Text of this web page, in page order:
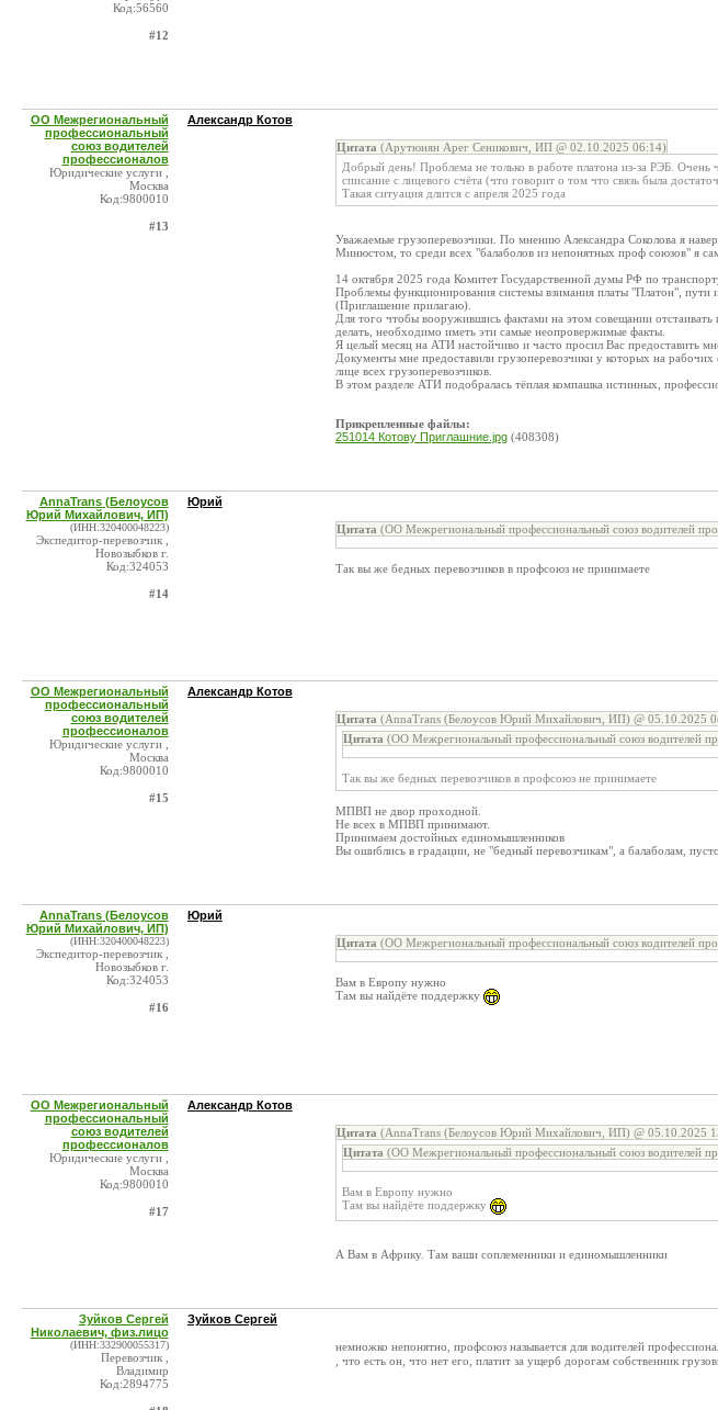
Код:56560
#12
ОО Межрегиональный
профессиональный
союз водителей
профессионалов
Юридические услуги ,
Москва
Код:9800010
#13
Александр Котов
Цитата (Арутюнян Арег Сеникович, ИП @ 02.10.2025 06:14)
Добрый день! Проблема не только в работе платона из-за РЭБ.
списание с лицевого счёта (что говорит о том что связь была
Такая ситуация длится с апреля 2025 года
Уважаемые грузоперевозчики. По мнению Александра Соколова я
Минюстом, то среди всех "балаболов из непонятных проф союзов" я
14 октября 2025 года Комитет Государственной думы РФ по
Проблемы функционирования системы взимания платы "Платон",
(Приглашение прилагаю).
Для того чтобы вооружившись фактами на этом совещании
делать, необходимо иметь эти самые неопровержимые факты.
Я целый месяц на АТИ настойчиво и часто просил Вас предоставить
Документы мне предоставили грузоперевозчики у которых на
лице всех грузоперевозчиков.
В этом разделе АТИ подобралась тёплая компашка истинных,
Прикрепленные файлы:
251014 Котову Приглашние.jpg (408308)
AnnaTrans (Белоусов
Юрий Михайлович, ИП)
(ИНН:320400048223)
Экспедитор-перевозчик ,
Новозыбков г.
Код:324053
#14
Юрий
Цитата (ОО Межрегиональный профессиональный союз водителей
Так вы же бедных перевозчиков в профсоюз не принимаете
ОО Межрегиональный
профессиональный
союз водителей
профессионалов
Юридические услуги ,
Москва
Код:9800010
#15
Александр Котов
Цитата (AnnaTrans (Белоусов Юрий Михайлович, ИП) @ 05.10.2025
Цитата (ОО Межрегиональный профессиональный союз водителей
Так вы же бедных перевозчиков в профсоюз не принимаете
МПВП не двор проходной.
Не всех в МПВП принимают.
Принимаем достойных единомышленников
Вы ошиблись в градации, не "бедный перевозчикам", а балаболам,
AnnaTrans (Белоусов
Юрий Михайлович, ИП)
(ИНН:320400048223)
Экспедитор-перевозчик ,
Новозыбков г.
Код:324053
#16
Юрий
Цитата (ОО Межрегиональный профессиональный союз водителей
Вам в Европу нужно
Там вы найдёте поддержку
ОО Межрегиональный
профессиональный
союз водителей
профессионалов
Юридические услуги ,
Москва
Код:9800010
#17
Александр Котов
Цитата (AnnaTrans (Белоусов Юрий Михайлович, ИП) @ 05.10.2025
Цитата (ОО Межрегиональный профессиональный союз водителей
Вам в Европу нужно
Там вы найдёте поддержку
А Вам в Африку. Там ваши соплеменники и единомышленники
Зуйков Сергей
Николаевич, физ.лицо
(ИНН:332900055317)
Перевозчик ,
Владимир
Код:2894775
Зуйков Сергей
немножко непонятно, профсоюз называется для водителей
, что есть он, что нет его, платит за ущерб дорогам собственник